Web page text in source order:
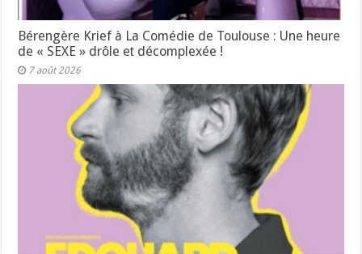
Bérengère Krief à La Comédie de Toulouse : Une heure
de « SEXE » drôle et décomplexée !
7 août 2026